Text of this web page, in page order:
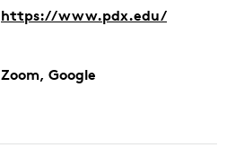
https://www.pdx.edu/
Zoom, Google